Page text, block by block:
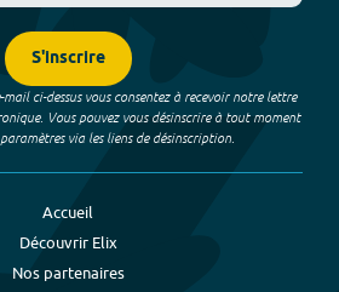
S'inscrire
ci-dessus vous consentez à recevoir notre lettre
Vous pouvez vous désinscrire à tout moment
via les liens de désinscription.
Accueil
Découvrir Elix
Nos partenaires